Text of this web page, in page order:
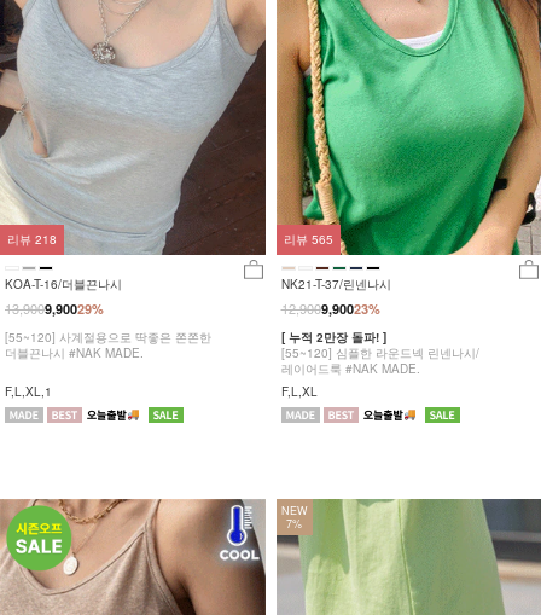
KOA-T-16/더블끈나시
29%
13,9009,900
[55~120] 사계절용으로 딱좋은 쫀쫀한
더블끈나시 #NAK MADE.
F,L,XL,1
리뷰 218
NK21-T-37/린넨나시
23%
12,9009,900
[ 누적 2만장 돌파! ]
[55~120] 심플한 라운드넥 린넨나시/
레이어드룩 #NAK MADE.
F,L,XL
리뷰 565
NEW
7%